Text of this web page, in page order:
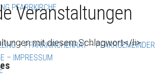
PFARRKIRCHE
– PFARRKIRCHENRAT –
– IMPRESSUM
Veranstaltungen
mit diesem Schlagwort</li>